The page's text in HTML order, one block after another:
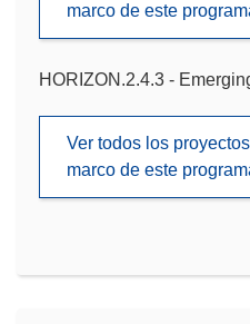
marco de este
HORIZON.2.4.3 -
Ver todos los
marco de este